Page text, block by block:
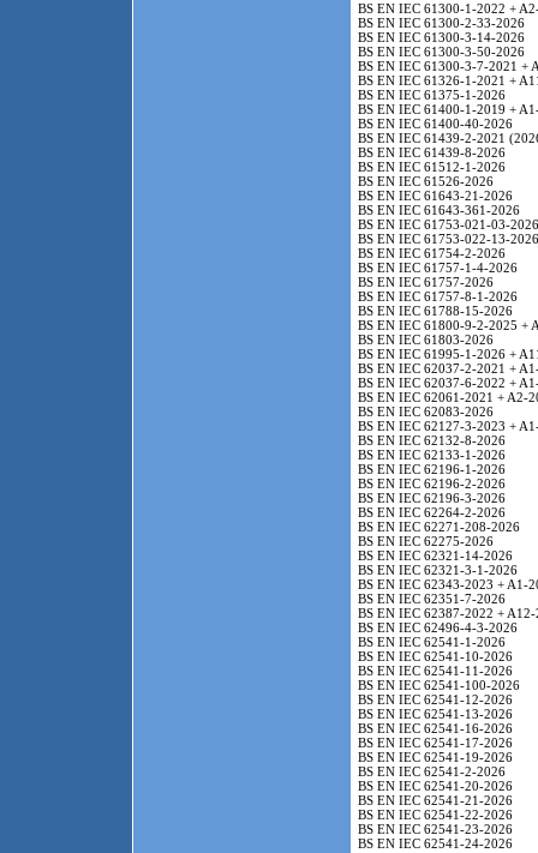
BS EN IEC 61300-1-2022 +
BS EN IEC 61300-2-33-2026
BS EN IEC 61300-3-14-2026
BS EN IEC 61300-3-50-2026
BS EN IEC 61300-3-7-2021 +
BS EN IEC 61326-1-2021 +
BS EN IEC 61375-1-2026
BS EN IEC 61400-1-2019 +
BS EN IEC 61400-40-2026
BS EN IEC 61439-2-2021
BS EN IEC 61439-8-2026
BS EN IEC 61512-1-2026
BS EN IEC 61526-2026
BS EN IEC 61643-21-2026
BS EN IEC 61643-361-2026
BS EN IEC 61753-021-03-2026
BS EN IEC 61753-022-13-2026
BS EN IEC 61754-2-2026
BS EN IEC 61757-1-4-2026
BS EN IEC 61757-2026
BS EN IEC 61757-8-1-2026
BS EN IEC 61788-15-2026
BS EN IEC 61800-9-2-2025 +
BS EN IEC 61803-2026
BS EN IEC 61995-1-2026 +
BS EN IEC 62037-2-2021 +
BS EN IEC 62037-6-2022 +
BS EN IEC 62061-2021 + A2-
BS EN IEC 62083-2026
BS EN IEC 62127-3-2023 +
BS EN IEC 62132-8-2026
BS EN IEC 62133-1-2026
BS EN IEC 62196-1-2026
BS EN IEC 62196-2-2026
BS EN IEC 62196-3-2026
BS EN IEC 62264-2-2026
BS EN IEC 62271-208-2026
BS EN IEC 62275-2026
BS EN IEC 62321-14-2026
BS EN IEC 62321-3-1-2026
BS EN IEC 62343-2023 + A1-
BS EN IEC 62351-7-2026
BS EN IEC 62387-2022 + A12-
BS EN IEC 62496-4-3-2026
BS EN IEC 62541-1-2026
BS EN IEC 62541-10-2026
BS EN IEC 62541-11-2026
BS EN IEC 62541-100-2026
BS EN IEC 62541-12-2026
BS EN IEC 62541-13-2026
BS EN IEC 62541-16-2026
BS EN IEC 62541-17-2026
BS EN IEC 62541-19-2026
BS EN IEC 62541-2-2026
BS EN IEC 62541-20-2026
BS EN IEC 62541-21-2026
BS EN IEC 62541-22-2026
BS EN IEC 62541-23-2026
BS EN IEC 62541-24-2026